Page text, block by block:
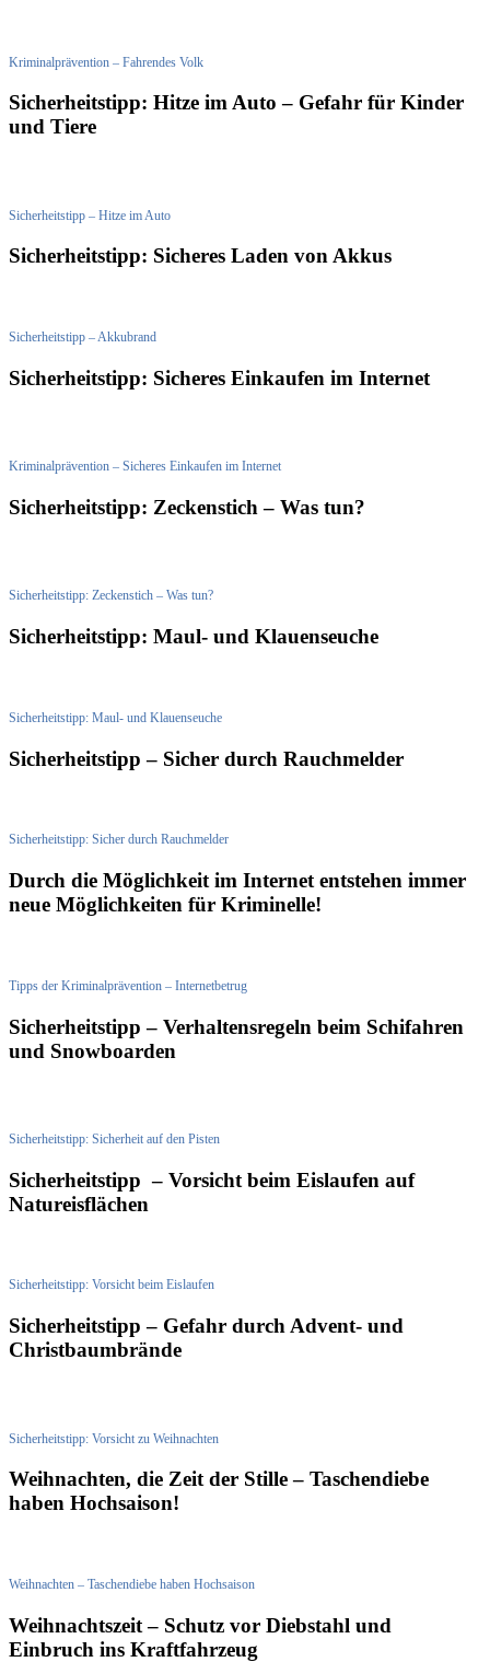
Kriminalprävention – Fahrendes Volk
Sicherheitstipp: Hitze im Auto – Gefahr für Kinder
und Tiere
Sicherheitstipp – Hitze im Auto
Sicherheitstipp: Sicheres Laden von Akkus
Sicherheitstipp – Akkubrand
Sicherheitstipp: Sicheres Einkaufen im Internet
Kriminalprävention – Sicheres Einkaufen im Internet
Sicherheitstipp: Zeckenstich – Was tun?
Sicherheitstipp: Zeckenstich – Was tun?
Sicherheitstipp: Maul- und Klauenseuche
Sicherheitstipp: Maul- und Klauenseuche
Sicherheitstipp – Sicher durch Rauchmelder
Sicherheitstipp: Sicher durch Rauchmelder
Durch die Möglichkeit im Internet entstehen immer
neue Möglichkeiten für Kriminelle!
Tipps der Kriminalprävention – Internetbetrug
Sicherheitstipp – Verhaltensregeln beim Schifahren
und Snowboarden
Sicherheitstipp: Sicherheit auf den Pisten
Sicherheitstipp – Vorsicht beim Eislaufen auf
Natureisflächen
Sicherheitstipp: Vorsicht beim Eislaufen
Sicherheitstipp – Gefahr durch Advent- und
Christbaumbrände
Sicherheitstipp: Vorsicht zu Weihnachten
Weihnachten, die Zeit der Stille – Taschendiebe
haben Hochsaison!
Weihnachten – Taschendiebe haben Hochsaison
Weihnachtszeit – Schutz vor Diebstahl und
Einbruch ins Kraftfahrzeug